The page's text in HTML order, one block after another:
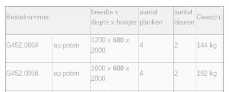
Bestelnummer:
breedte x
diepte x hoogte
aantal
planken
aantal
deuren
Gewicht:
G452.0064 op poten
1200 x 600 x
2000
4 2 144 kg
G452.0066 op poten
1600 x 600 x
2000
4 2 192 kg